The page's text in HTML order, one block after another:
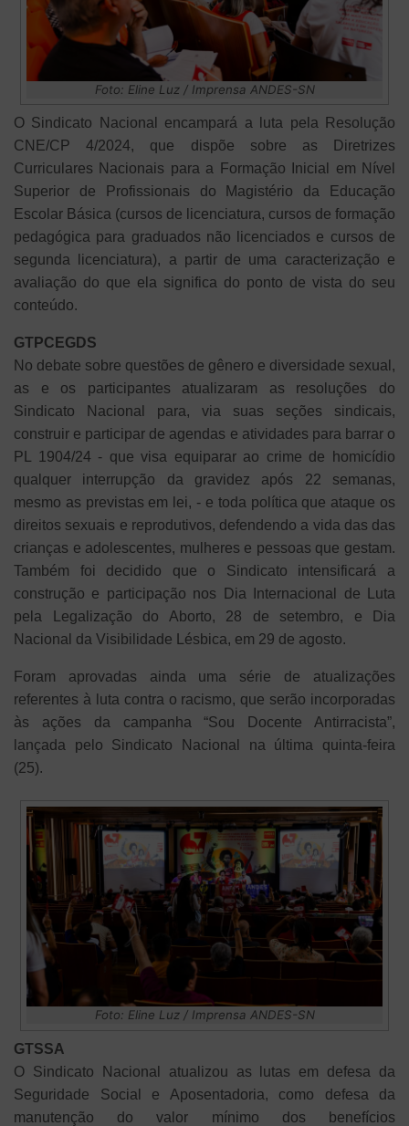
Foto: Eline Luz / Imprensa ANDES-SN
O Sindicato Nacional encampará a luta pela Resolução
CNE/CP 4/2024, que dispõe sobre as Diretrizes
Curriculares Nacionais para a Formação Inicial em Nível
Superior de Profissionais do Magistério da Educação
Escolar Básica (cursos de licenciatura, cursos de formação
pedagógica para graduados não licenciados e cursos de
segunda licenciatura), a partir de uma caracterização e
avaliação do que ela significa do ponto de vista do seu
conteúdo.
GTPCEGDS
No debate sobre questões de gênero e diversidade sexual,
as e os participantes atualizaram as resoluções do
Sindicato Nacional para, via suas seções sindicais,
construir e participar de agendas e atividades para barrar o
PL 1904/24 - que visa equiparar ao crime de homicídio
qualquer interrupção da gravidez após 22 semanas,
mesmo as previstas em lei, - e toda política que ataque os
direitos sexuais e reprodutivos, defendendo a vida das das
crianças e adolescentes, mulheres e pessoas que gestam.
Também foi decidido que o Sindicato intensificará a
construção e participação nos Dia Internacional de Luta
pela Legalização do Aborto, 28 de setembro, e Dia
Nacional da Visibilidade Lésbica, em 29 de agosto.
Foram aprovadas ainda uma série de atualizações
referentes à luta contra o racismo, que serão incorporadas
às ações da campanha “Sou Docente Antirracista”,
lançada pelo Sindicato Nacional na última quinta-feira
(25).
Foto: Eline Luz / Imprensa ANDES-SN
GTSSA
O Sindicato Nacional atualizou as lutas em defesa da
Seguridade Social e Aposentadoria, como defesa da
manutenção do valor mínimo dos benefícios